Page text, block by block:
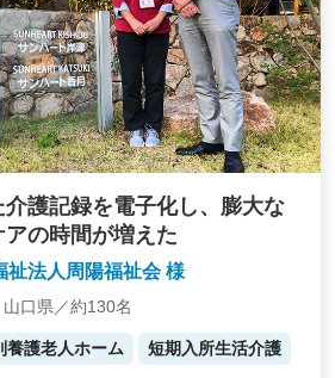
介護記録を電子化し、膨大な
の時間が増えた
祉法人周陽福祉会 様
山口県／約130名
養護老人ホーム 短期入所生活介護